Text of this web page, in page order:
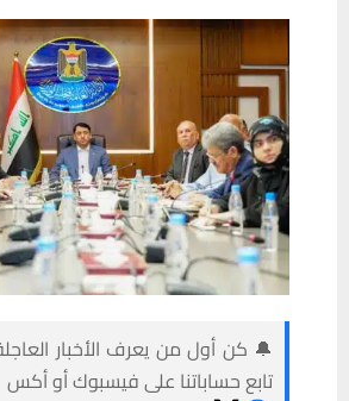
🔔 كن أول من يعرف الأخبار
تابع حساباتنا على فيسبوك أو أكس